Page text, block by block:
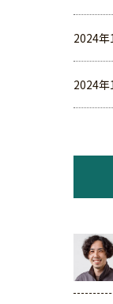
2024
2024